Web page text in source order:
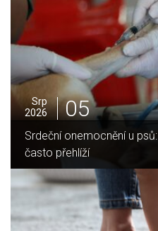
Srp
2026
05
Jak vybrat ideální krbovou
domov